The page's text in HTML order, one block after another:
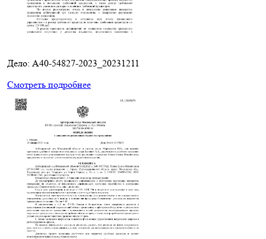
Дело: A40-54827-2023_20231211
Смотреть подробнее